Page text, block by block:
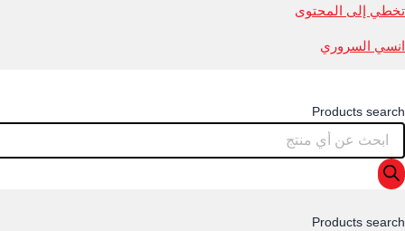
تخطي إلى المحتوى
انسي السروري
Products search
Products search